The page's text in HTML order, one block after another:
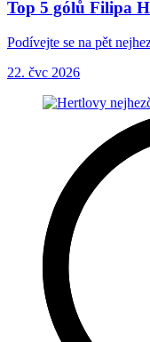
Top 5 gólů Filipa
Podívejte se na pět
22. čvc 2026